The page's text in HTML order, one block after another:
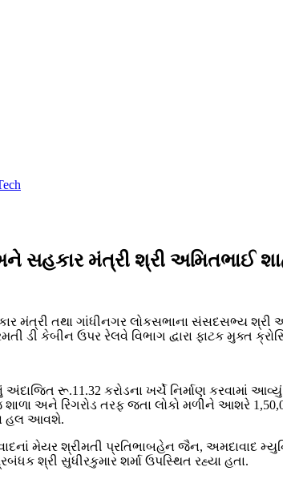
સહકાર મંત્રી શ્રી અમિતભાઈ
મંત્રી તથા ગાંધીનગર લોકસભાના સંસદસભ્ય શ્રી
ડી કેબીન ઉપર રેલવે વિભાગ દ્વારા ફાટક મુક્ત
રૂ.11.32 કરોડના ખર્ચે નિર્માણ કરવામાં
અને રિંગરોડ તરફ જતા લોકો મળીને આશરે
હલ આવશે.
મેયર શ્રીમતી પ્રતિભાબહેન જૈન, અમદાવાદ
શ્રી સુધીરકુમાર શર્મા ઉપસ્થિત રહ્યા હતા.